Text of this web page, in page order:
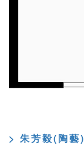
> 朱芳毅(陶藝)